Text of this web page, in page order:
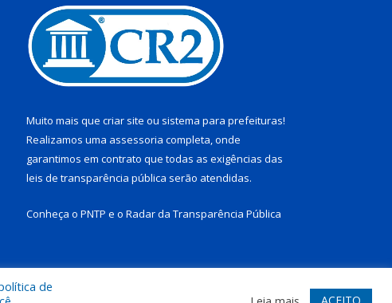
Muito mais que criar site ou sistema para prefeituras!
Realizamos uma assessoria completa, onde
garantimos em contrato que todas as exigências das
leis de transparência pública serão atendidas.
Conheça o PNTP e o Radar da Transparência Pública
do Site Acessar Webmail
de
ACEITO